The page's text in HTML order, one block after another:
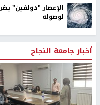
الإعصار "دولفين"
لوصوله
أخبار جامعة النجاح